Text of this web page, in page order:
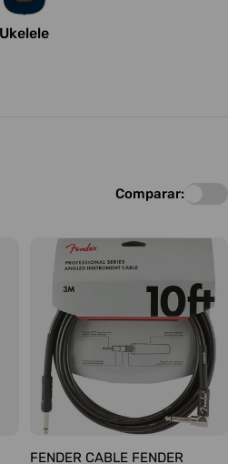
Ukelele
Comparar:
FENDER CABLE FENDER